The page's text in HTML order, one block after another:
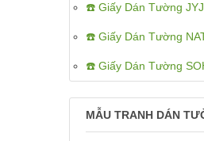
☎️ Giấy Dán Tường
☎️ Giấy Dán Tường
☎️ Giấy Dán Tường
MẪU TRANH DÁN